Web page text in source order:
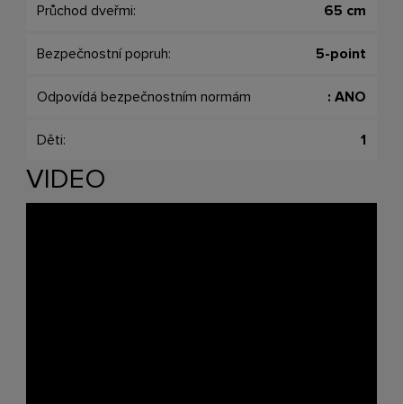
Průchod dveřmi: 65 cm
Bezpečnostní popruh: 5-point
Odpovídá bezpečnostním normám : ANO
Děti: 1
VIDEO